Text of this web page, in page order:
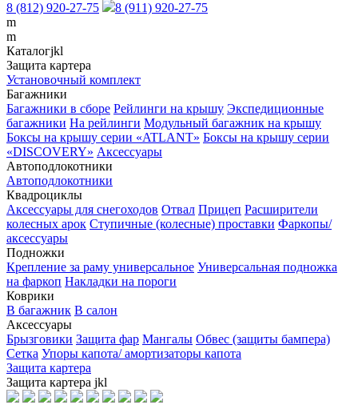
8 (812) 920-27-75
8 (911) 920-27-75
m
m
Каталогjkl
Защита картера
Установочный комплект
Багажники
Багажники в сборе Рейлинги на крышу Экспедиционные
багажники На рейлинги Модульный багажник на крышу
Боксы на крышу серии «ATLANT» Боксы на крышу серии
«DISCOVERY» Аксессуары
Автоподлокотники
Автоподлокотники
Квадроциклы
Аксессуары для снегоходов Отвал Прицеп Расширители
колесных арок Ступичные (колесные) проставки Фаркопы/
аксессуары
Подножки
Крепление за раму универсальное Универсальная подножка
на фаркоп Накладки на пороги
Коврики
В багажник В салон
Аксессуары
Брызговики Защита фар Мангалы Обвес (защиты бампера)
Сетка Упоры капота/ амортизаторы капота
Защита картера
Защита картера jkl